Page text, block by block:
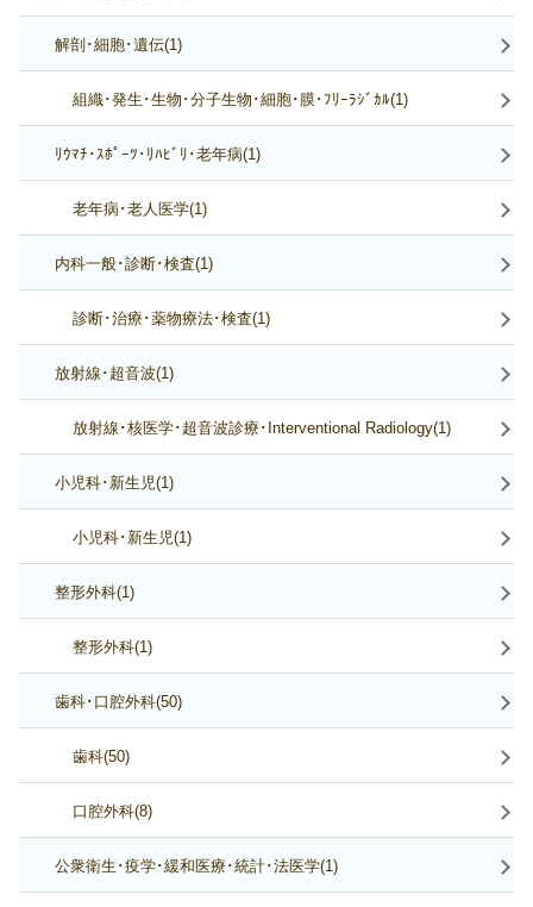
解剖･細胞･遺伝(1)
組織･発生･生物･分子生物･細胞･膜･ﾌﾘｰﾗｼﾞｶﾙ(1)
ﾘｳﾏﾁ･ｽﾎﾟｰﾂ･ﾘﾊﾋﾞﾘ･老年病(1)
老年病･老人医学(1)
内科一般･診断･検査(1)
診断･治療･薬物療法･検査(1)
放射線･超音波(1)
放射線･核医学･超音波診療･Interventional Radiology(1)
小児科･新生児(1)
小児科･新生児(1)
整形外科(1)
整形外科(1)
歯科･口腔外科(50)
歯科(50)
口腔外科(8)
公衆衛生･疫学･緩和医療･統計･法医学(1)